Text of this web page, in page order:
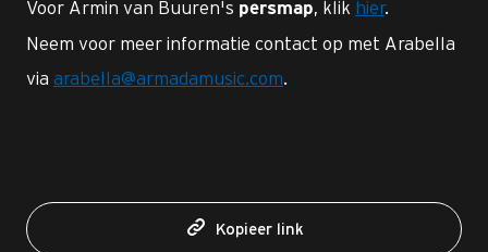
Voor Armin van Buuren's persmap, klik hier.
Neem voor meer informatie contact op met Arabella
via arabella@armadamusic.com.
Kopieer link